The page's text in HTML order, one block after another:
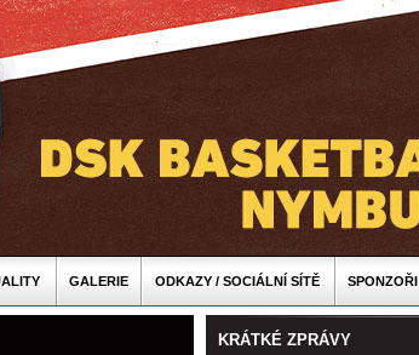
GALERIE ODKAZY / SOCIÁLNÍ SÍTĚ SPONZOŘI
KRÁTKÉ ZPRÁVY